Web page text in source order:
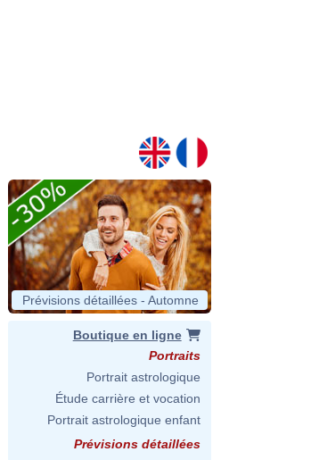
Prévisions détaillées - Automne
Boutique en ligne
Portraits
Portrait astrologique
Étude carrière et vocation
Portrait astrologique enfant
Prévisions détaillées